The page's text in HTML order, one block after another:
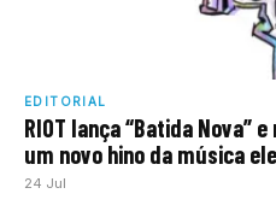
EDITORIAL
RIOT lança “Batida Nova”
um novo hino da música
24 Jul